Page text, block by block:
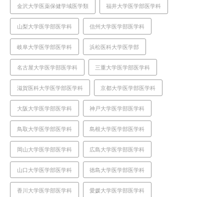
金沢大学医薬保健学域医学類 福井大学医学部医学科
山梨大学医学部医学科 信州大学医学部医学科
岐阜大学医学部医学科 浜松医科大学医学部
名古屋大学医学部医学科 三重大学医学部医学科
滋賀医科大学医学部医学科 京都大学医学部医学科
大阪大学医学部医学科 神戸大学医学部医学科
鳥取大学医学部医学科 島根大学医学部医学科
岡山大学医学部医学科 広島大学医学部医学科
山口大学医学部医学科 徳島大学医学部医学科
香川大学医学部医学科 愛媛大学医学部医学科